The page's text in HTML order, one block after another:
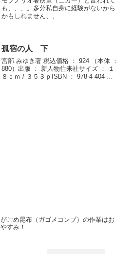
も、、、。多分私自身に経験がないから
かもしれません、、
孤宿の人 下
宮部 みゆき著 税込価格 ： 924 （本体 ：
880）出版 ： 新人物往来社サイズ ： １
８ｃｍ / ３５３ｐISBN ： 978-4-404-
がごめ昆布（ガゴメコンブ）の作業はお
やすみ！